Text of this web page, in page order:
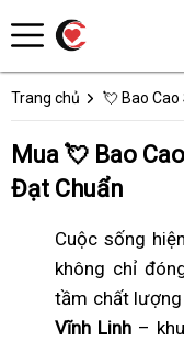
Trang chủ 💘 Bao
Mua 💘 Bao
Đạt Chuẩn
Cuộc sống
không chỉ
tầm chất
Vĩnh Linh–